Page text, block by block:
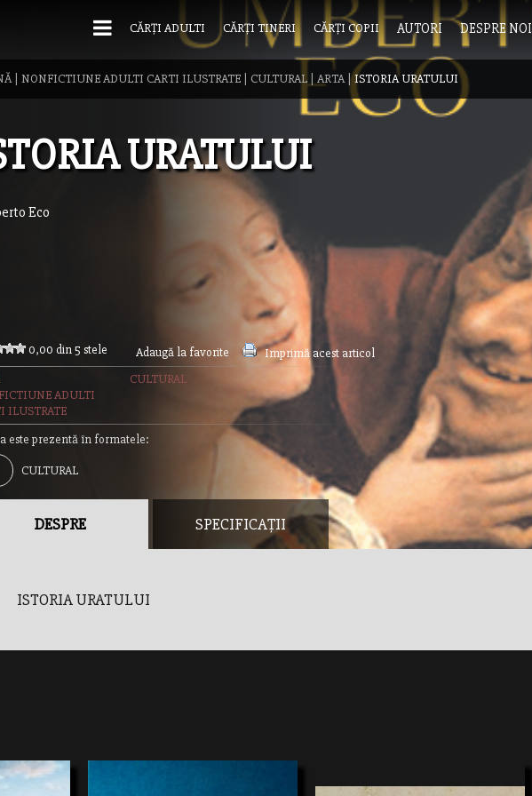
CĂRȚI ADULTI CĂRȚI TINERI CĂRȚI COPII AUTORI DESPRE NOI
| NONFICTIUNE ADULTI CARTI ILUSTRATE| CULTURAL| ARTA|ISTORIA URATULUI
URATULUI
Eco
0,00 din 5 stele Adaugă la favorite
Imprimă acest articol
CULTURAL
ADULTI
ILUSTRATE
este prezentă în formatele:
CULTURAL
DESPRE SPECIFICAȚII
ISTORIA URATULUI